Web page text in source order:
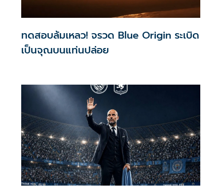
ทดสอบล้มเหลว! จรวด Blue Origin ระเบิด
เป็นจุณบนแท่นปล่อย